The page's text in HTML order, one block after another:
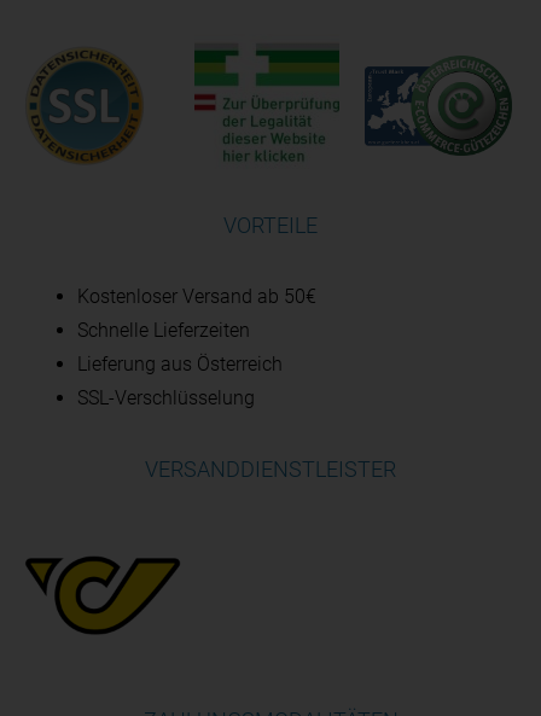
VORTEILE
Kostenloser Versand ab 50€
Schnelle Lieferzeiten
Lieferung aus Österreich
SSL-Verschlüsselung
VERSANDDIENSTLEISTER